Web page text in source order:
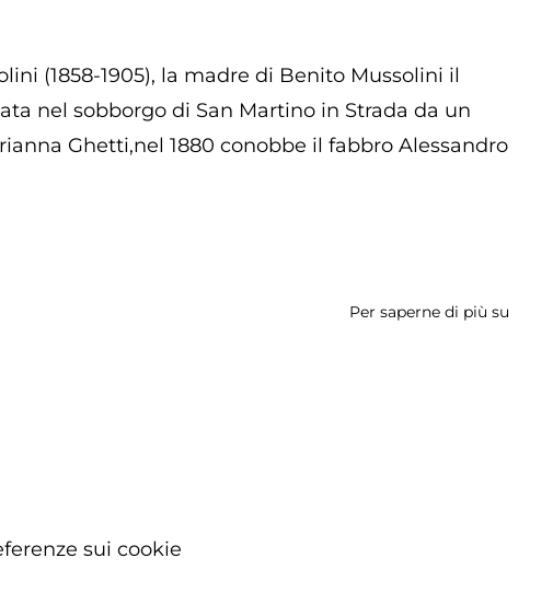
(1858-1905), la madre di Benito Mussolini il
nel sobborgo di San Martino in Strada da un
Ghetti,nel 1880 conobbe il fabbro Alessandro
Per saperne di più su
sui cookie